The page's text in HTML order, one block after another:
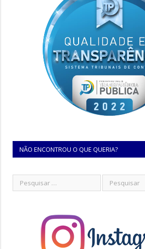
NÃO ENCONTROU O QUE QUERIA?